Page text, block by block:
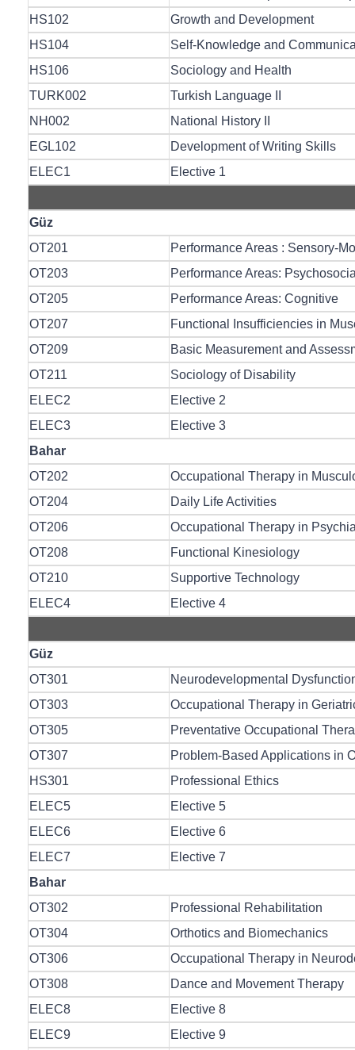
HS102
Growth and Development
HS104
Self-Knowledge and
HS106
Sociology and Health
TURK002
Turkish Language II
NH002
National History II
EGL102
Development of Writing Skills
ELEC1
Elective 1
Güz
OT201
Performance Areas : Sensory-
OT203
Performance Areas:
OT205
Performance Areas: Cognitive
OT207
Functional Insufficiencies in
OT209
Basic Measurement and
OT211
Sociology of Disability
ELEC2
Elective 2
ELEC3
Elective 3
Bahar
OT202
Occupational Therapy in
OT204
Daily Life Activities
OT206
Occupational Therapy in
OT208
Functional Kinesiology
OT210
Supportive Technology
ELEC4
Elective 4
Güz
OT301
Neurodevelopmental
OT303
Occupational Therapy in
OT305
Preventative Occupational
OT307
Problem-Based Applications in
HS301
Professional Ethics
ELEC5
Elective 5
ELEC6
Elective 6
ELEC7
Elective 7
Bahar
OT302
Professional Rehabilitation
OT304
Orthotics and Biomechanics
OT306
Occupational Therapy in
OT308
Dance and Movement Therapy
ELEC8
Elective 8
ELEC9
Elective 9